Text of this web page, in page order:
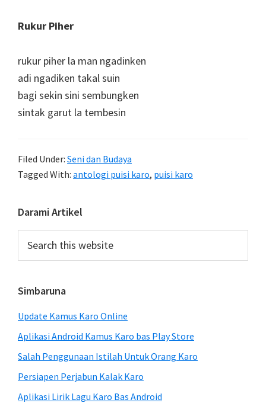
Rukur Piher
rukur piher la man ngadinken
adi ngadiken takal suin
bagi sekin sini sembungken
sintak garut la tembesin
Filed Under: Seni dan Budaya
Tagged With: antologi puisi karo, puisi karo
Primary
Sidebar
Darami Artikel
this
Simbaruna
Update Kamus Karo Online
Aplikasi Android Kamus Karo bas Play Store
Salah Penggunaan Istilah Untuk Orang Karo
Persiapen Perjabun Kalak Karo
Aplikasi Lirik Lagu Karo Bas Android